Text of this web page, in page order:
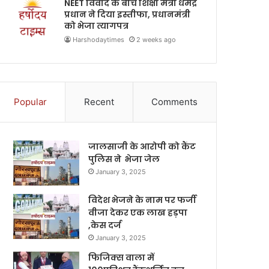
NEET विवाद के बीच शिक्षा मंत्री धर्मेंद्र
प्रधान ने दिया इस्तीफा, प्रधानमंत्री
को भेजा त्यागपत्र
Harshodaytimes 2 weeks ago
Popular Recent Comments
जालसाजी के आरोपी को कैंट
पुलिस ने भेजा जेल
January 3, 2025
विदेश भेजने के नाम पर फर्जी
वीजा देकर एक लाख हड़पा
,केस दर्ज
January 3, 2025
फिजिक्स वाला में